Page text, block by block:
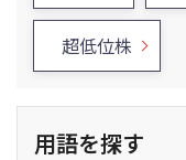
超低位株
用語を探す